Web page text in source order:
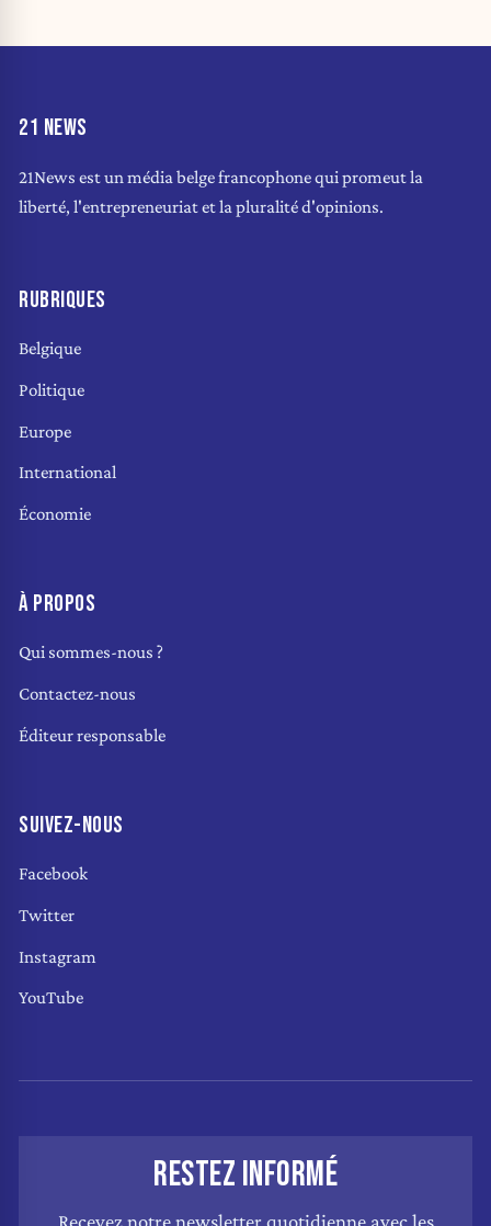
21 NEWS
21News est un média belge francophone qui promeut la
liberté, l'entrepreneuriat et la pluralité d'opinions.
RUBRIQUES
Belgique
Politique
Europe
International
Économie
À PROPOS
Qui sommes-nous ?
Contactez-nous
Éditeur responsable
SUIVEZ-NOUS
Facebook
Twitter
Instagram
YouTube
RESTEZ INFORMÉ
Recevez notre newsletter quotidienne avec les